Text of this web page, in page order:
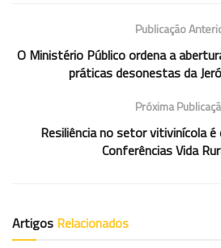
Publicação
O Ministério Público ordena a
práticas desonestas da
Próxima
Resiliência no setor vitivinícola
Conferências Vida
Artigos Relacionados